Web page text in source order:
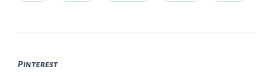
Pinterest